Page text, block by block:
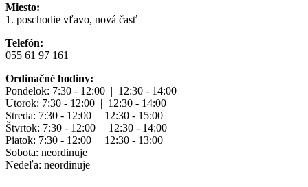
Miesto:
1. poschodie vľavo, nová časť
Telefón:
055 61 97 161
Ordinačné hodiny:
Pondelok: 7:30 - 12:00 | 12:30 - 14:00
Utorok: 7:30 - 12:00 | 12:30 - 14:00
Streda: 7:30 - 12:00 | 12:30 - 15:00
Štvrtok: 7:30 - 12:00 | 12:30 - 14:00
Piatok: 7:30 - 12:00 | 12:30 - 13:00
Sobota: neordinuje
Nedeľa: neordinuje